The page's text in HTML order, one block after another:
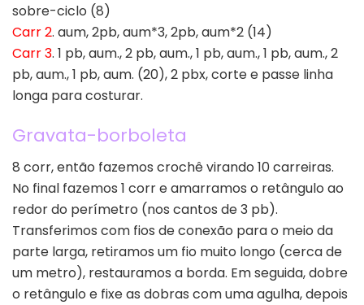
sobre-ciclo (8)
Carr 2. aum, 2pb, aum*3, 2pb, aum*2 (14)
Carr 3. 1 pb, aum., 2 pb, aum., 1 pb, aum., 1 pb, aum., 2
pb, aum., 1 pb, aum. (20), 2 pbx, corte e passe linha
longa para costurar.
Gravata-borboleta
8 corr, então fazemos crochê virando 10 carreiras.
No final fazemos 1 corr e amarramos o retângulo ao
redor do perímetro (nos cantos de 3 pb).
Transferimos com fios de conexão para o meio da
parte larga, retiramos um fio muito longo (cerca de
um metro), restauramos a borda. Em seguida, dobre
o retângulo e fixe as dobras com uma agulha, depois